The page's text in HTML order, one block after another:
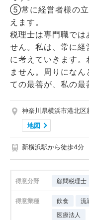
⑤常に経営者様の立
えます。
税理士は専門職では
せん。私は、常に
に考えていきます。
ません。周りにな
ての最善が、私の最
神奈川県横浜市港北
地図
新横浜駅から徒歩4分
得意分野 顧問税理士
得意業種 飲食 流
医療法人